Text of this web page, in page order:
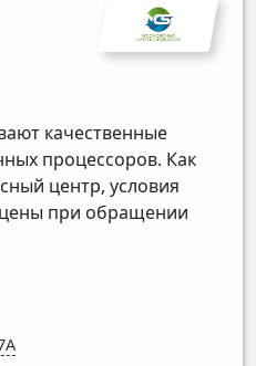
качественные
процессоров. Как
центр, условия
при обращении